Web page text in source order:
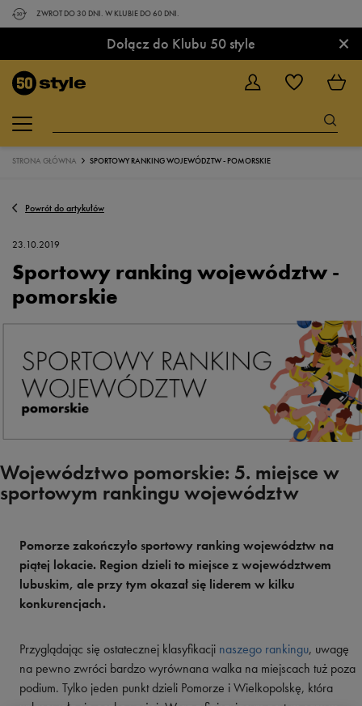
ZWROT DO 30 DNI. W KLUBIE DO 60 DNI.
Dołącz do Klubu 50 style ×
STRONA GŁÓWNA SPORTOWY RANKING WOJEWÓDZTW - POMORSKIE
Powrót do artykułów
23.10.2019
Sportowy ranking województw -
pomorskie
Województwo pomorskie: 5. miejsce w
sportowym rankingu województw
Pomorze zakończyło sportowy ranking województw na
piątej lokacie. Region dzieli to miejsce z województwem
lubuskim, ale przy tym okazał się liderem w kilku
konkurencjach.
Przyglądając się ostatecznej klasyfikacji naszego rankingu, uwagę
na pewno zwróci bardzo wyrównana walka na miejscach tuż poza
podium. Tylko jeden punkt dzieli Pomorze i Wielkopolskę, która